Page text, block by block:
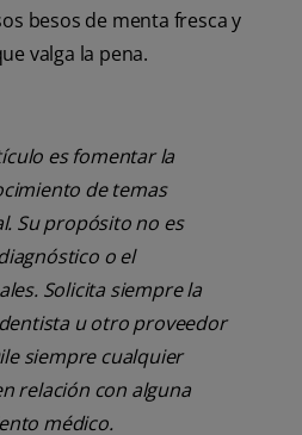
besos de menta fresca y
valga la pena.
es fomentar la
de temas
Su propósito no es
o el
Solicita siempre la
u otro proveedor
siempre cualquier
relación con alguna
médico.